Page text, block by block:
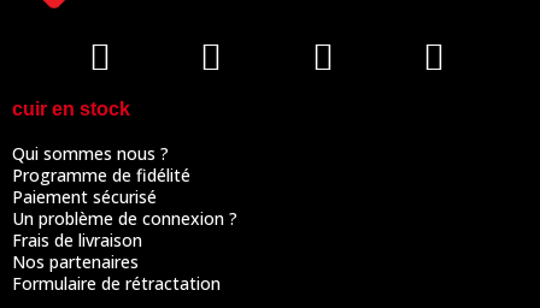
cuir en stock
Qui sommes nous ?
Programme de fidélité
Paiement sécurisé
Un problème de connexion ?
Frais de livraison
Nos partenaires
Formulaire de rétractation